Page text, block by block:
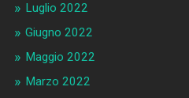
Luglio 2022
Giugno 2022
Maggio 2022
Marzo 2022